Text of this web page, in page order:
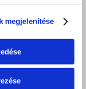
megjelenítése